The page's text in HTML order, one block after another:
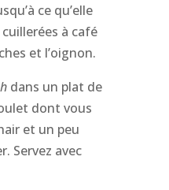
ce qu’elle
à café
et l’oignon.
dans un plat de
dont vous
et un peu
Servez avec